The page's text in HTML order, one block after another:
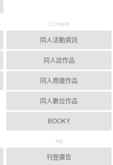
Content
同人活動資訊
同人誌作品
同人周邊作品
同人數位作品
BOOKY
Ad
刊登廣告